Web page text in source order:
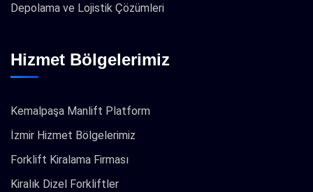
Depolama ve Lojistik Çözümleri
Hizmet Bölgelerimiz
Kemalpaşa Manlift Platform
İzmir Hizmet Bölgelerimiz
Forklift Kiralama Firması
Kiralık Dizel Forkliftler